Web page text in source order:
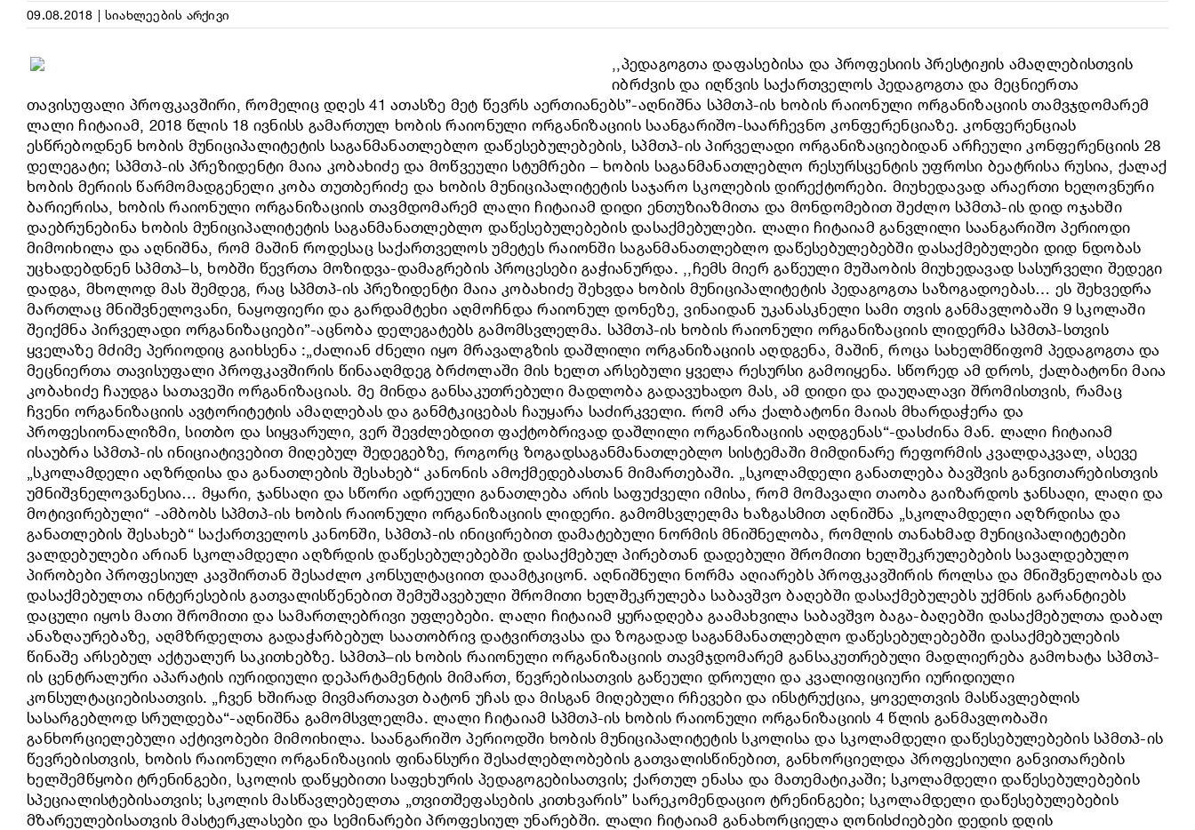
09.08.2018 | სიახლეების არქივი
,,პედაგოგთა დაფასებისა და პროფესიის პრესტიჟის ამაღლებისთვის
იბრძვის და იღწვის საქართველოს პედაგოგთა და მეცნიერთა
თავისუფალი პროფკავშირი, რომელიც დღეს 41 ათასზე მეტ წევრს აერთიანებს”-აღნიშნა სპმთპ-ის ხობის რაიონული ორგანიზაციის თამვჯდომარემ
ლალი ჩიტაიამ, 2018 წლის 18 ივნისს გამართულ ხობის რაიონული ორგანიზაციის საანგარიშო-საარჩევნო კონფერენციაზე. კონფერენციას
ესწრებოდნენ ხობის მუნიციპალიტეტის საგანმანათლებლო დაწესებულებების, სპმთპ-ის პირველადი ორგანიზაციებიდან არჩეული კონფერენციის 28
დელეგატი; სპმთპ-ის პრეზიდენტი მაია კობახიძე და მოწვეული სტუმრები – ხობის საგანმანათლებლო რესურსცენტის უფროსი ბეატრისა რუსია, ქალაქ
ხობის მერიის წარმომადგენელი კობა თუთბერიძე და ხობის მუნიციპალიტეტის საჯარო სკოლების დირექტორები. მიუხედავად არაერთი ხელოვნური
ბარიერისა, ხობის რაიონული ორგანიზაციის თავმდომარემ ლალი ჩიტაიამ დიდი ენთუზიაზმითა და მონდომებით შეძლო სპმთპ-ის დიდ ოჯახში
დაებრუნებინა ხობის მუნიციპალიტეტის საგანმანათლებლო დაწესებულებების დასაქმებულები. ლალი ჩიტაიამ განვლილი საანგარიშო პერიოდი
მიმოიხილა და აღნიშნა, რომ მაშინ როდესაც საქართველოს უმეტეს რაიონში საგანმანათლებლო დაწესებულებებში დასაქმებულები დიდ ნდობას
უცხადებდნენ სპმთპ–ს, ხობში წევრთა მოზიდვა-დამაგრების პროცესები გაჭიანურდა. ,,ჩემს მიერ გაწეული მუშაობის მიუხედავად სასურველი შედეგი
დადგა, მხოლოდ მას შემდეგ, რაც სპმთპ-ის პრეზიდენტი მაია კობახიძე შეხვდა ხობის მუნიციპალიტეტის პედაგოგთა საზოგადოებას… ეს შეხვედრა
მართლაც მნიშვნელოვანი, ნაყოფიერი და გარდამტეხი აღმოჩნდა რაიონულ დონეზე, ვინაიდან უკანასკნელი სამი თვის განმავლობაში 9 სკოლაში
შეიქმნა პირველადი ორგანიზაციები”-აცნობა დელეგატებს გამომსვლელმა. სპმთპ-ის ხობის რაიონული ორგანიზაციის ლიდერმა სპმთპ-სთვის
ყველაზე მძიმე პერიოდიც გაიხსენა :„ძალიან ძნელი იყო მრავალგზის დაშლილი ორგანიზაციის აღდგენა, მაშინ, როცა სახელმწიფომ პედაგოგთა და
მეცნიერთა თავისუფალი პროფკავშირის წინააღმდეგ ბრძოლაში მის ხელთ არსებული ყველა რესურსი გამოიყენა. სწორედ ამ დროს, ქალბატონი მაია
კობახიძე ჩაუდგა სათავეში ორგანიზაციას. მე მინდა განსაკუთრებული მადლობა გადავუხადო მას, ამ დიდი და დაუღალავი შრომისთვის, რამაც
ჩვენი ორგანიზაციის ავტორიტეტის ამაღლებას და განმტკიცებას ჩაუყარა საძირკველი. რომ არა ქალბატონი მაიას მხარდაჭერა და
პროფესიონალიზმი, სითბო და სიყვარული, ვერ შევძლებდით ფაქტობრივად დაშლილი ორგანიზაციის აღდგენას“-დასძინა მან. ლალი ჩიტაიამ
ისაუბრა სპმთპ-ის ინიციატივებით მიღებულ შედეგებზე, როგორც ზოგადსაგანმანათლებლო სისტემაში მიმდინარე რეფორმის კვალდაკვალ, ასევე
„სკოლამდელი აღზრდისა და განათლების შესახებ“ კანონის ამოქმედებასთან მიმართებაში. „სკოლამდელი განათლება ბავშვის განვითარებისთვის
უმნიშვნელოვანესია… მყარი, ჯანსაღი და სწორი ადრეული განათლება არის საფუძველი იმისა, რომ მომავალი თაობა გაიზარდოს ჯანსაღი, ლაღი და
მოტივირებული“ -ამბობს სპმთპ-ის ხობის რაიონული ორგანიზაციის ლიდერი. გამომსვლელმა ხაზგასმით აღნიშნა „სკოლამდელი აღზრდისა და
განათლების შესახებ“ საქართველოს კანონში, სპმთპ-ის ინიცირებით დამატებული ნორმის მნიშნელობა, რომლის თანახმად მუნიციპალიტეტები
ვალდებულები არიან სკოლამდელი აღზრდის დაწესებულებებში დასაქმებულ პირებთან დადებული შრომითი ხელშეკრულებების სავალდებულო
პირობები პროფესიულ კავშირთან შესაძლო კონსულტაციით დაამტკიცონ. აღნიშნული ნორმა აღიარებს პროფკავშირის როლსა და მნიშვნელობას და
დასაქმებულთა ინტერესების გათვალისწენებით შემუშავებული შრომითი ხელშეკრულება საბავშვო ბაღებში დასაქმებულებს უქმნის გარანტიებს
დაცული იყოს მათი შრომითი და სამართლებრივი უფლებები. ლალი ჩიტაიამ ყურადღება გაამახვილა საბავშვო ბაგა-ბაღებში დასაქმებულთა დაბალ
ანაზღაურებაზე, აღმზრდელთა გადაჭარბებულ საათობრივ დატვირთვასა და ზოგადად საგანმანათლებლო დაწესებულებებში დასაქმებულების
წინაშე არსებულ აქტუალურ საკითხებზე. სპმთპ–ის ხობის რაიონული ორგანიზაციის თავმჯდომარემ განსაკუთრებული მადლიერება გამოხატა სპმთპ-
ის ცენტრალური აპარატის იურიდიული დეპარტამენტის მიმართ, წევრებისათვის გაწეული დროული და კვალიფიციური იურიდიული
კონსულტაციებისათვის. „ჩვენ ხშირად მივმართავთ ბატონ უჩას და მისგან მიღებული რჩევები და ინსტრუქცია, ყოველთვის მასწავლებლის
სასარგებლოდ სრულდება“-აღნიშნა გამომსვლელმა. ლალი ჩიტაიამ სპმთპ-ის ხობის რაიონული ორგანიზაციის 4 წლის განმავლობაში
განხორციელებული აქტივობები მიმოიხილა. საანგარიშო პერიოდში ხობის მუნიციპალიტეტის სკოლისა და სკოლამდელი დაწესებულებების სპმთპ-ის
წევრებისთვის, ხობის რაიონული ორგანიზაციის ფინანსური შესაძლებლობების გათვალისწინებით, განხორციელდა პროფესიული განვითარების
ხელშემწყობი ტრენინგები, სკოლის დაწყებითი საფეხურის პედაგოგებისათვის; ქართულ ენასა და მათემატიკაში; სკოლამდელი დაწესებულებების
სპეციალისტებისათვის; სკოლის მასწავლებელთა „თვითშეფასების კითხვარის” სარეკომენდაციო ტრენინგები; სკოლამდელი დაწესებულებების
მზარეულებისათვის მასტერკლასები და სემინარები პროფესიულ უნარებში. ლალი ჩიტაიამ განახორციელა ღონისძიებები დედის დღის